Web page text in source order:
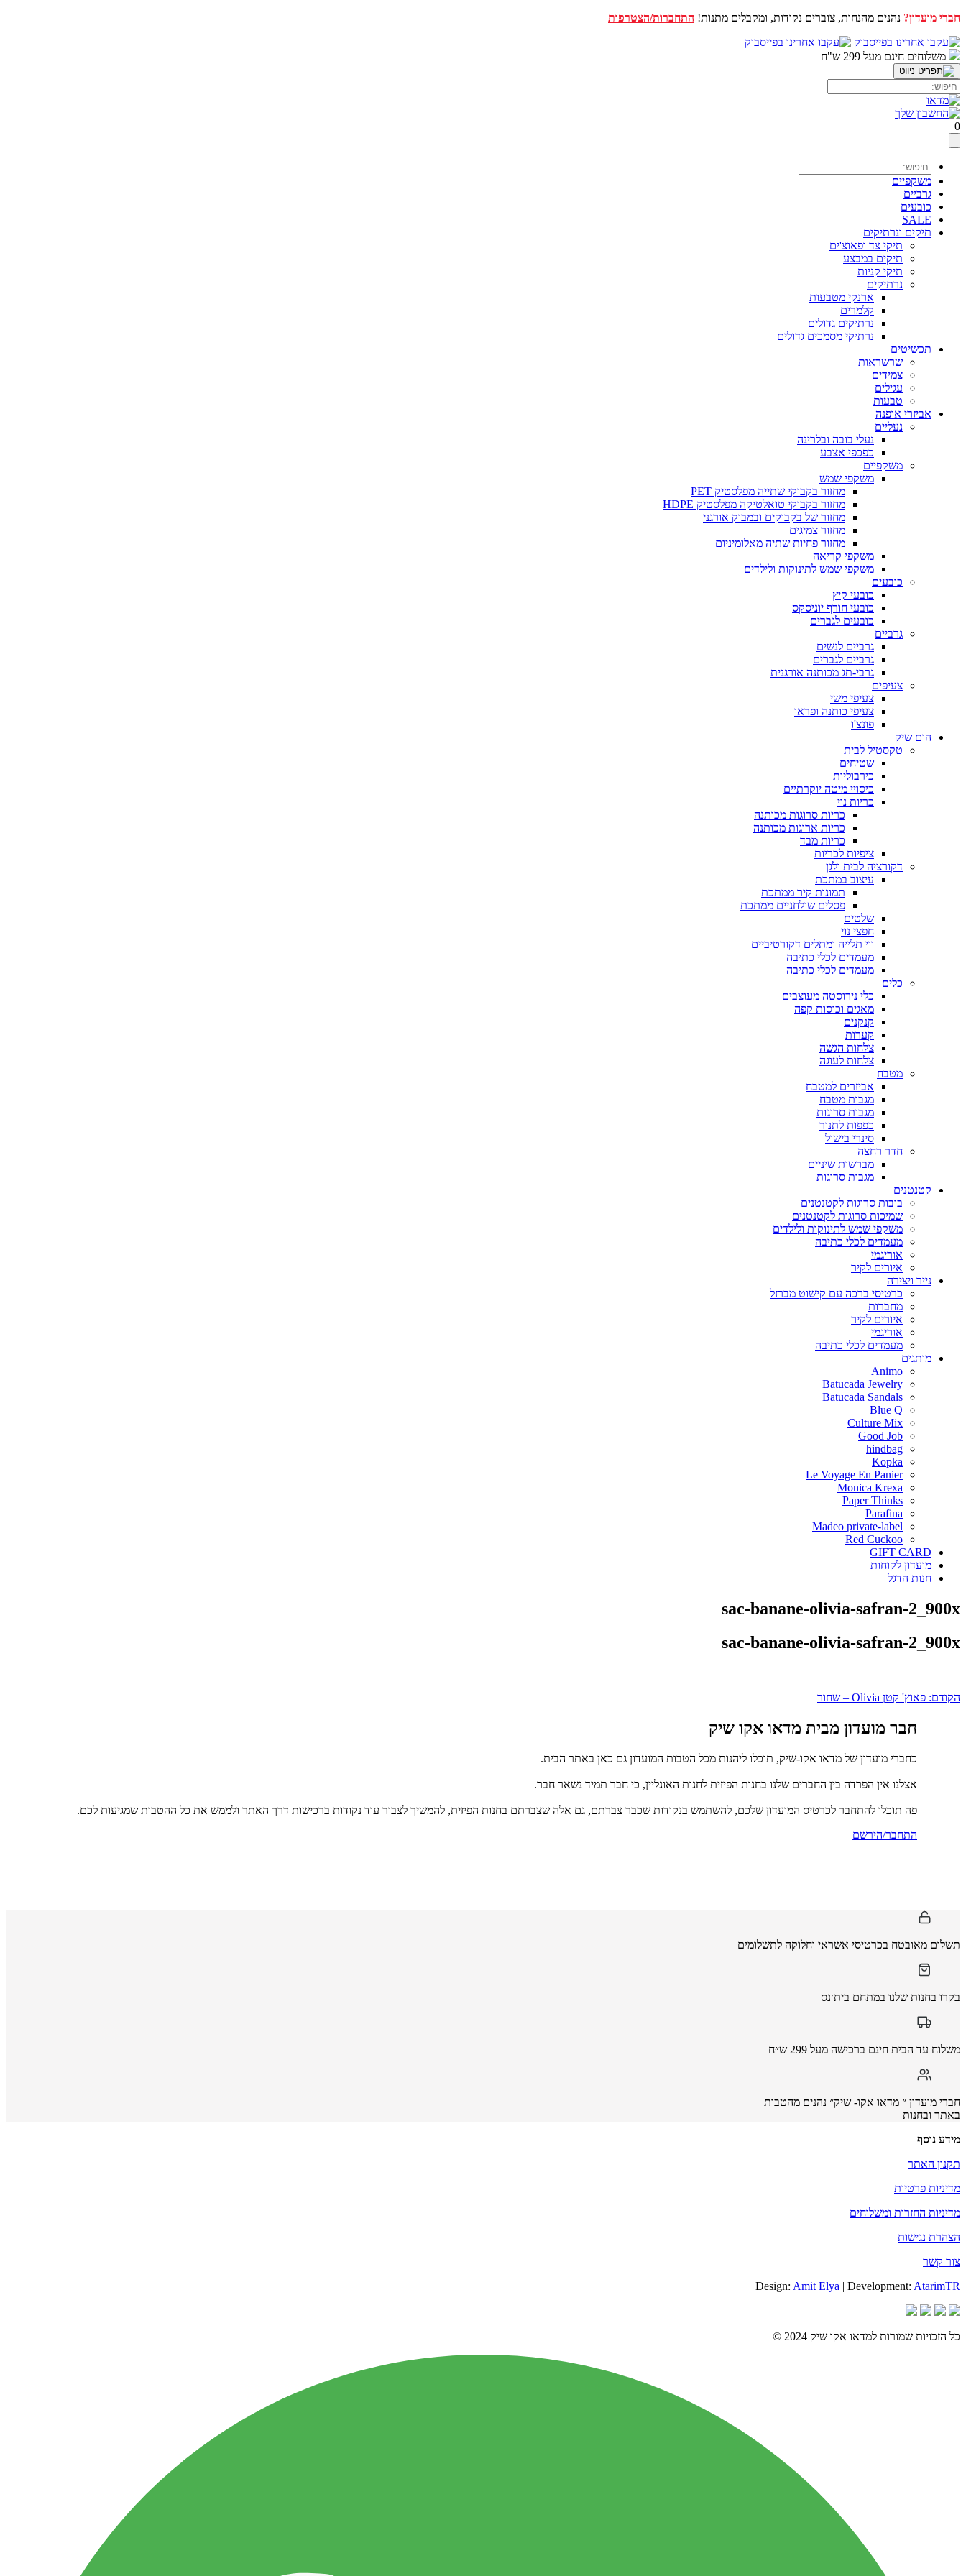
חברי מועדון? נהנים מהנחות, צוברים נקודות, ומקבלים מתנות! התחברות/הצטרפות
דלג
לתוכןמשלוחים חינם מעל 299 ש"ח
0
משקפיים
גרביים
כובעים
SALE
תיקים ונרתיקים
תיקי צד ופאוצ'ים
תיקים במבצע
תיקי קניות
נרתיקים
ארנקי מטבעות
קלמרים
נרתיקים גדולים
נרתיקי מסמכים גדולים
תכשיטים
שרשראות
צמידים
עגילים
טבעות
אביזרי אופנה
נעליים
נעלי בובה ובלרינה
כפכפי אצבע
משקפיים
משקפי שמש
מחזור בקבוקי שתייה מפלסטיק PET
מחזור בקבוקי טואלטיקה מפלסטיק HDPE
מחזור של בקבוקים ובמבוק אורגני
מחזור צמיגים
מחזור פחיות שתיה מאלומיניום
משקפי קריאה
משקפי שמש לתינוקות ולילדים
כובעים
כובעי קיץ
כובעי חורף יוניסקס
כובעים לגברים
גרביים
גרביים לנשים
גרביים לגברים
גרבי-תג מכותנה אורגנית
צעיפים
צעיפי משי
צעיפי כותנה ופראו
פונצ'ו
הום שיק
טקסטיל לבית
שטיחים
כירבוליות
כיסויי מיטה יוקרתיים
כריות נוי
כריות סרוגות מכותנה
כריות ארוגות מכותנה
כריות מבד
ציפיות לכריות
דקורציה לבית ולגן
עיצוב במתכת
תמונות קיר ממתכת
פסלים שולחניים ממתכת
שלטים
חפצי נוי
ווי תלייה ומתלים דקורטיביים
מעמדים לכלי כתיבה
מעמדים לכלי כתיבה
כלים
כלי נירוסטה מעוצבים
מאגים וכוסות קפה
קנקנים
קערות
צלחות הגשה
צלחות לעוגה
מטבח
אביזרים למטבח
מגבות מטבח
מגבות סרוגות
כפפות לתנור
סינרי בישול
חדר רחצה
מברשות שיניים
מגבות סרוגות
קטנטנים
בובות סרוגות לקטנטנים
שמיכות סרוגות לקטנטנים
משקפי שמש לתינוקות ולילדים
מעמדים לכלי כתיבה
אוריגמי
איורים לקיר
נייר ויצירה
כרטיסי ברכה עם קישוט מברזל
מחברות
איורים לקיר
אוריגמי
מעמדים לכלי כתיבה
מותגים
Animo
Batucada Jewelry
Batucada Sandals
Blue Q
Culture Mix
Good Job
hindbag
Kopka
Le Voyage En Panier
Monica Krexa
Paper Thinks
Parafina
Madeo private-label
Red Cuckoo
GIFT CARD
מועדון לקוחות
חנות הדגל
sac-banane-olivia-safran-2_900x
sac-banane-olivia-safran-2_900x
ניווט
הקודם: פאוץ' קטן Olivia – שחור
חבר מועדון מבית מדאו אקו שיק
כחברי מועדון של מדאו אקו-שיק, תוכלו ליהנות מכל הטבות המועדון גם כאן באתר הבית.
אצלנו אין הפרדה בין החברים שלנו בחנות הפיזית לחנות האונליין, כי חבר תמיד נשאר חבר.
פה תוכלו להתחבר לכרטיס המועדון שלכם, להשתמש בנקודות שכבר צברתם, גם אלה שצברתם בחנות הפיזית, להמשיך לצבור עוד נקודות ברכישות דרך האתר ולממש את כל ההטבות שמגיעות לכם.
התחבר/הירשם
תשלום מאובטח בכרטיסי אשראי וחלוקה לתשלומים
בקרו בחנות שלנו במתחם בית׳נס
משלוח עד הבית חינם ברכישה מעל 299 ש״ח
חברי מועדון ״ מדאו אקו- שיק״ נהנים מהטבות
באתר ובחנות
מידע נוסף
תקנון האתר
מדיניות פרטיות
מדיניות החזרות ומשלוחים
הצהרת נגישות
צור קשר
Design: Amit Elya | Development: AtarimTR
כל הזכויות שמורות למדאו אקו שיק 2024 ©